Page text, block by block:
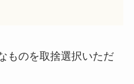
ものを取捨選択いただ